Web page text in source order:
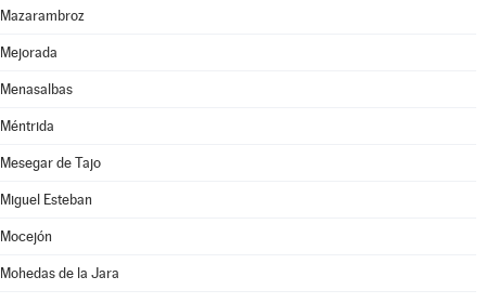
Mazarambroz
Mejorada
Menasalbas
Méntrida
Mesegar de Tajo
Miguel Esteban
Mocejón
Mohedas de la Jara